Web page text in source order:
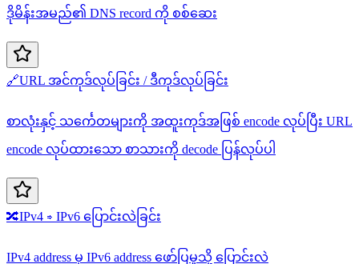
ဒိုမိန်းအမည်၏ DNS record ကို စစ်ဆေး
🔗URL အင်ကုဒ်လုပ်ခြင်း / ဒီကုဒ်လုပ်ခြင်း
စာလုံးနှင့် သင်္ကေတများကို အထူးကုဒ်အဖြစ် encode လုပ်ပြီး URL
encode လုပ်ထားသော စာသားကို decode ပြန်လုပ်ပါ
🔀IPv4 ⇒ IPv6 ပြောင်းလဲခြင်း
IPv4 address မှ IPv6 address ဖော်ပြမှုသို့ ပြောင်းလဲ